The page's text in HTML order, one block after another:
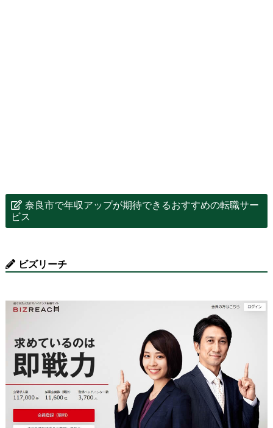
奈良市で年収アップが期待できるおすすめの転職サー
ビス
ビズリーチ